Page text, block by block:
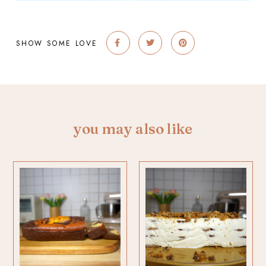
SHOW SOME LOVE
you may also like